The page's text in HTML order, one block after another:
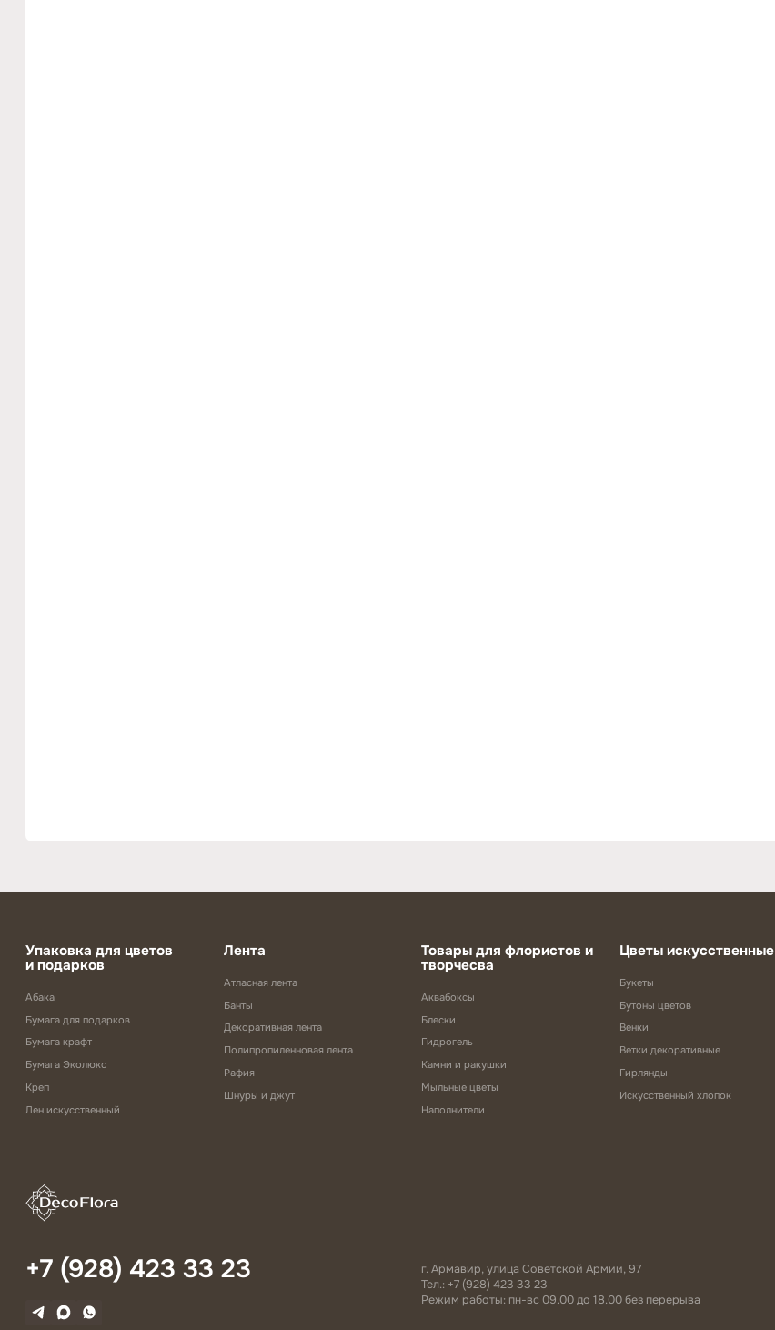
Упаковка для цветов
и подарков
Абака
Бумага для подарков
Бумага крафт
Бумага Эколюкс
Креп
Лен искусственный
Лента
Атласная лента
Банты
Декоративная лента
Полипропиленновая лента
Рафия
Шнуры и джут
Товары для флористов и
творчесва
Аквабоксы
Блески
Гидрогель
Камни и ракушки
Мыльные цветы
Наполнители
Цветы искусственные
Букеты
Бутоны цветов
Венки
Ветки декоративные
Гирлянды
Искусственный хлопок
+7 (928) 423 33 23
г. Армавир, улица Советской Армии, 97
Тел.: +7 (928) 423 33 23
Режим работы: пн-вс 09.00 до 18.00 без перерыва